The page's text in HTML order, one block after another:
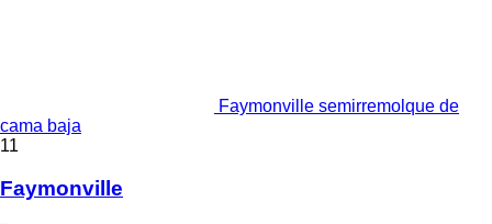
Faymonville semirremolque de
cama baja
11
Faymonville